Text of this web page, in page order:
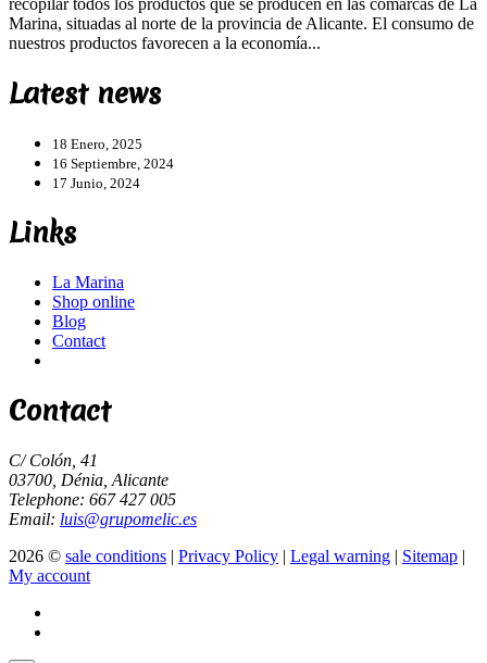
recopilar todos los productos que se producen en las comarcas de La
Marina, situadas al norte de la provincia de Alicante. El consumo de
nuestros productos favorecen a la economía...
Latest news
18 Enero, 2025
16 Septiembre, 2024
17 Junio, 2024
Links
La Marina
Shop online
Blog
Contact
Contact
C/ Colón, 41
03700, Dénia, Alicante
Telephone: 667 427 005
Email: luis@grupomelic.es
2026 © sale conditions | Privacy Policy | Legal warning | Sitemap |
My account